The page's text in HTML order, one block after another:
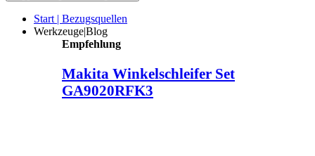
Start | Bezugsquellen
Werkzeuge|Blog
Empfehlung
Makita Winkelschleifer Set
GA9020RFK3